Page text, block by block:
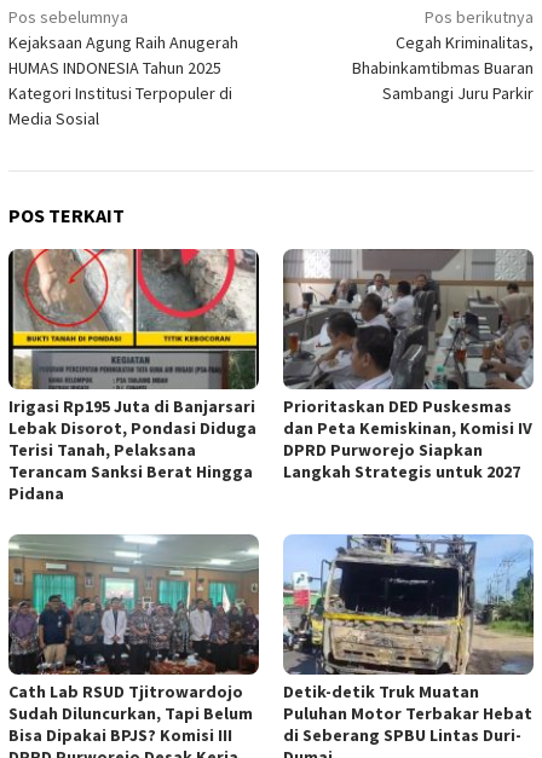
Navigasi
pos
Pos sebelumnya
Kejaksaan Agung Raih Anugerah
HUMAS INDONESIA Tahun 2025
Kategori Institusi Terpopuler di
Media Sosial
Pos berikutnya
Cegah Kriminalitas,
Bhabinkamtibmas Buaran
Sambangi Juru Parkir
POS TERKAIT
Irigasi Rp195 Juta di Banjarsari
Lebak Disorot, Pondasi Diduga
Terisi Tanah, Pelaksana
Terancam Sanksi Berat Hingga
Pidana
‎Prioritaskan DED Puskesmas
dan Peta Kemiskinan, Komisi IV
DPRD Purworejo Siapkan
Langkah Strategis untuk 2027 ‎
‎Cath Lab RSUD Tjitrowardojo
Sudah Diluncurkan, Tapi Belum
Bisa Dipakai BPJS? Komisi III
Detik-detik Truk Muatan
Puluhan Motor Terbakar Hebat
di Seberang SPBU Lintas Duri-